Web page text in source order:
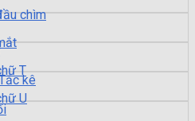
chìm
T
U
kê